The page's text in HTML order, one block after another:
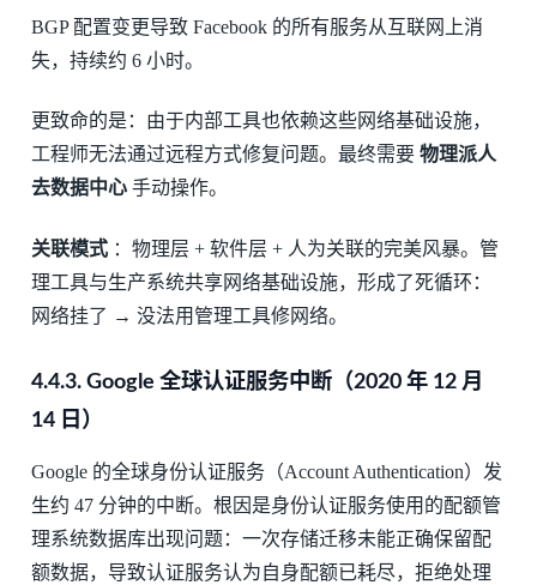
BGP 配置变更导致 Facebook 的所有服务从互联网上消
失，持续约 6 小时。
更致命的是：由于内部工具也依赖这些网络基础设施，
工程师无法通过远程方式修复问题。最终需要 物理派人
去数据中心手动操作。
关联模式：物理层 + 软件层 + 人为关联的完美风暴。管
理工具与生产系统共享网络基础设施，形成了死循环：
网络挂了 → 没法用管理工具修网络。
4.4.3.Google 全球认证服务中断（2020 年 12 月
14 日）
Google 的全球身份认证服务（Account Authentication）发
生约 47 分钟的中断。根因是身份认证服务使用的配额管
理系统数据库出现问题：一次存储迁移未能正确保留配
额数据，导致认证服务认为自身配额已耗尽，拒绝处理